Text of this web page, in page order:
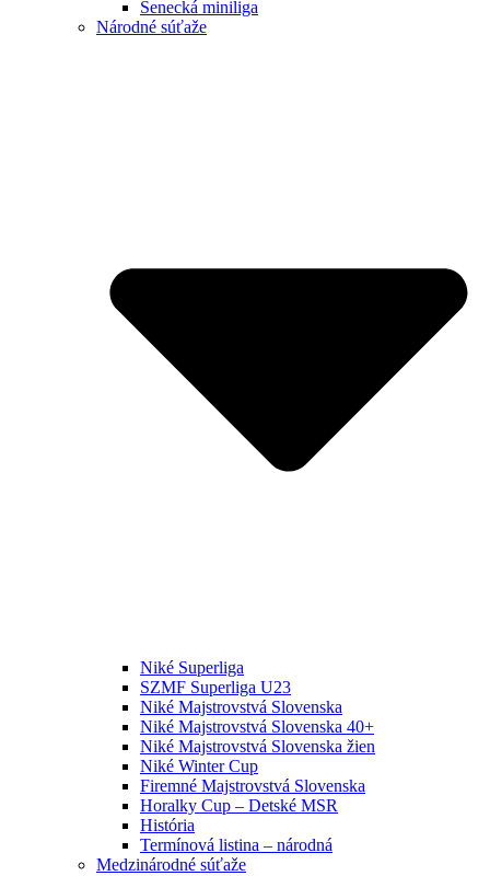
Senecká miniliga
Národné súťaže
Niké Superliga
SZMF Superliga U23
Niké Majstrovstvá Slovenska
Niké Majstrovstvá Slovenska 40+
Niké Majstrovstvá Slovenska žien
Niké Winter Cup
Firemné Majstrovstvá Slovenska
Horalky Cup – Detské MSR
História
Termínová listina – národná
Medzinárodné súťaže